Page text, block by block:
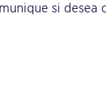
si desea